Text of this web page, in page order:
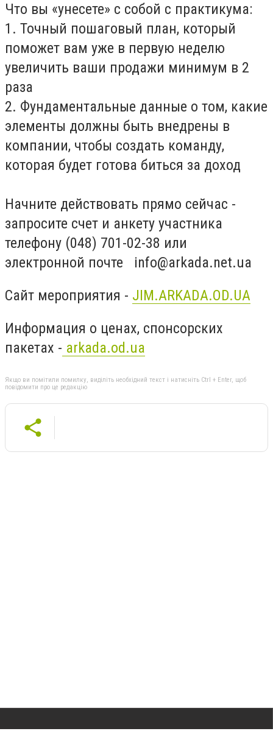
Что вы «унесете» с собой с практикума:
1. Точный пошаговый план, который
поможет вам уже в первую неделю
увеличить ваши продажи минимум в 2
раза
2. Фундаментальные данные о том, какие
элементы должны быть внедрены в
компании, чтобы создать команду,
которая будет готова биться за доход
Начните действовать прямо сейчас -
запросите счет и анкету участника
телефону (048) 701-02-38 или
электронной почте info@arkada.net.ua
Сайт мероприятия - JIM.ARKADA.OD.UA
Информация о ценах, спонсорских
пакетах - arkada.od.ua
Якщо ви помітили помилку, виділіть необхідний текст і натисніть Ctrl + Enter, щоб
повідомити про це редакцію